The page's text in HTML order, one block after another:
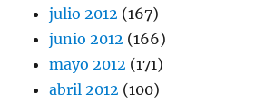
julio 2012 (167)
junio 2012 (166)
mayo 2012 (171)
abril 2012 (100)